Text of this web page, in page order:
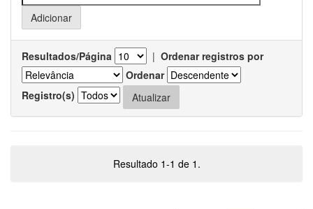
Resultados/Página | Ordenar registros por
Ordenar
Registro(s)
Resultado 1-1 de 1.